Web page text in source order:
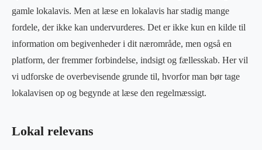
gamle lokalavis. Men at læse en lokalavis har stadig mange
fordele, der ikke kan undervurderes. Det er ikke kun en kilde til
information om begivenheder i dit nærområde, men også en
platform, der fremmer forbindelse, indsigt og fællesskab. Her vil
vi udforske de overbevisende grunde til, hvorfor man bør tage
lokalavisen op og begynde at læse den regelmæssigt.
Lokal relevans